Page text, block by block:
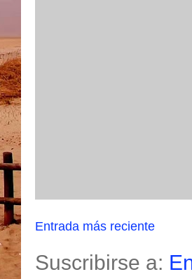
Entrada más reciente
Suscribirse a: